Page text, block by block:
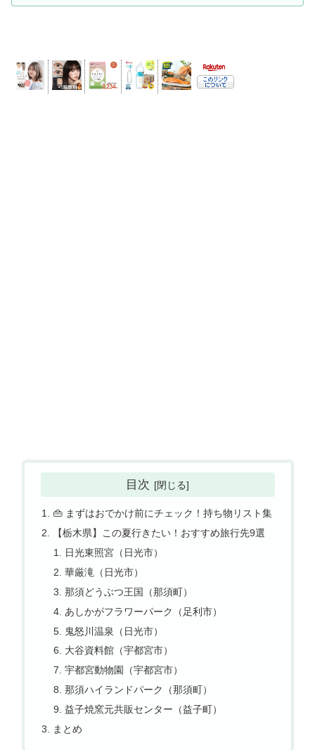
目次
👜 まずはおでかけ前にチェック！持ち物リスト集
【栃木県】この夏行きたい！おすすめ旅行先9選
日光東照宮（日光市）
華厳滝（日光市）
那須どうぶつ王国（那須町）
あしかがフラワーパーク（足利市）
鬼怒川温泉（日光市）
大谷資料館（宇都宮市）
宇都宮動物園（宇都宮市）
那須ハイランドパーク（那須町）
益子焼窯元共販センター（益子町）
まとめ